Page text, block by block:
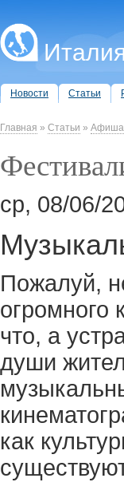
Новости Статьи
Главная » Статьи » Афиша
ср, 08/06/
Пожалуй,
огромного
что, а
души
как